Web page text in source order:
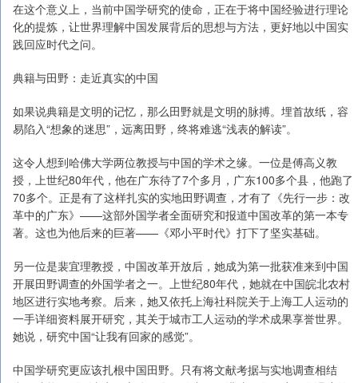
在这个意义上，当前中国学研究的使命，正在于将中国经验进行理论
化的提炼，让世界理解中国发展背后的思想与方法，更好地以中国实
践回应时代之问。
典籍与田野：走近真实的中国
如果说典籍是文明的记忆，那么田野就是文明的脉搏。埋首故纸，容
易陷入“想象的迷思”，远离田野，终将难逃“浅表的解读”。
这令人想到哈佛大学两位教授与中国的学术之缘。一位是傅高义教
授，上世纪80年代，他在广东待了7个多月，广东100多个县，他跑了
70多个。正是有了这样扎实的实地田野调查，才有了《先行一步：改
革中的广东》——这部外国学者全面研究和报道中国改革的第一本专
著。这也为他后来的巨著——《邓小平时代》打下了坚实基础。
另一位是裴宜理教授，中国改革开放后，她成为第一批获准来到中国
开展田野调查的外国学者之一。上世纪80年代，她就在中国皖北农村
地区进行实地考察。后来，她又依托上海社科院关于上海工人运动的
一手详细资料展开研究，其关于城市工人运动的学术成果享誉世界。
她说，研究中国“让我有回家的感觉”。
中国学研究更应该扎根中国田野。只有将文献考据与实地调查相结